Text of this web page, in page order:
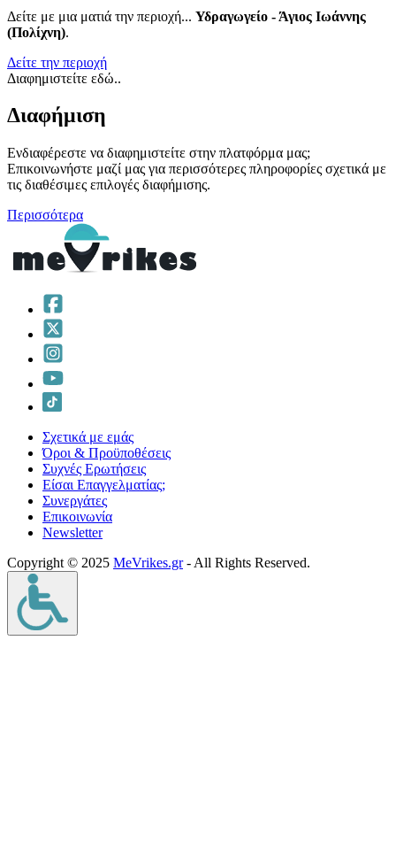
Δείτε με μια ματιά την περιοχή... Υδραγωγείο - Άγιος Ιωάννης
(Πολίχνη).
Δείτε την περιοχή
Διαφημιστείτε εδώ..
Διαφήμιση
Ενδιαφέρεστε να διαφημιστείτε στην πλατφόρμα μας;
Επικοινωνήστε μαζί μας για περισσότερες πληροφορίες σχετικά με
τις διαθέσιμες επιλογές διαφήμισης.
Περισσότερα
Σχετικά με εμάς
Όροι & Προϋποθέσεις
Συχνές Ερωτήσεις
Είσαι Επαγγελματίας;
Συνεργάτες
Επικοινωνία
Νewsletter
Copyright © 2025 MeVrikes.gr- All Rights Reserved.